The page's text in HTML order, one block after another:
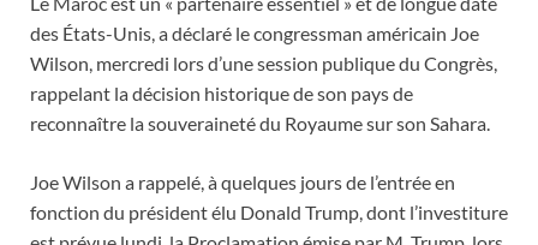
des États-Unis, a déclaré le congressman américain Joe
Wilson, mercredi lors d’une session publique du Congrès,
rappelant la décision historique de son pays de
reconnaître la souveraineté du Royaume sur son Sahara.
Joe Wilson a rappelé, à quelques jours de l’entrée en
fonction du président élu Donald Trump, dont l’investiture